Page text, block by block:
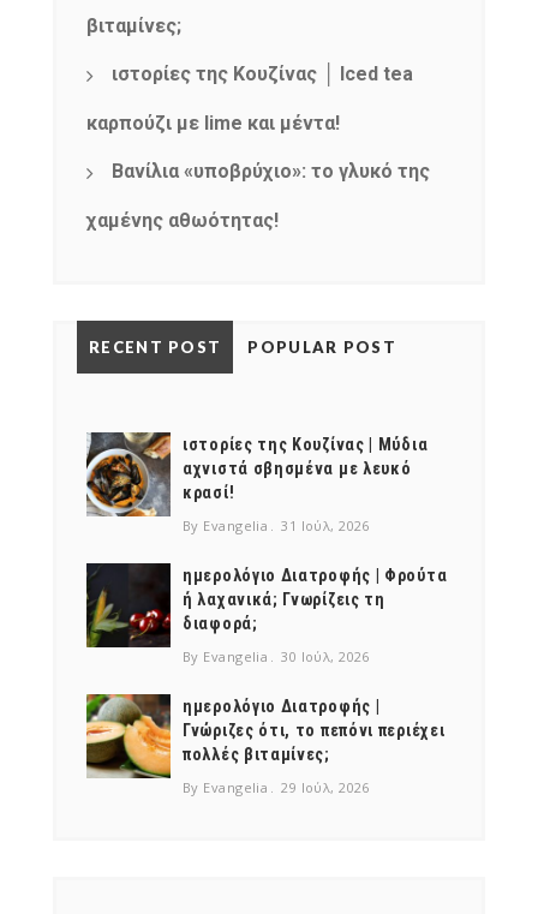
βιταμίνες;
ιστορίες της Κουζίνας │ Iced tea
καρπούζι με lime και μέντα!
Βανίλια «υποβρύχιο»: το γλυκό της
χαμένης αθωότητας!
RECENT POST POPULAR POST
ιστορίες της Κουζίνας | Μύδια
αχνιστά σβησμένα με λευκό
κρασί!
By Evangelia 31 Ιούλ, 2026
ημερολόγιο Διατροφής | Φρούτα
ή λαχανικά; Γνωρίζεις τη
διαφορά;
By Evangelia 30 Ιούλ, 2026
ημερολόγιο Διατροφής |
Γνώριζες ότι, το πεπόνι περιέχει
πολλές βιταμίνες;
By Evangelia 29 Ιούλ, 2026
NEWSLETTER
mel
y updates
fro
m